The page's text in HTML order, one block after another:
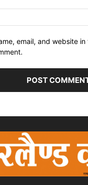
email, and website